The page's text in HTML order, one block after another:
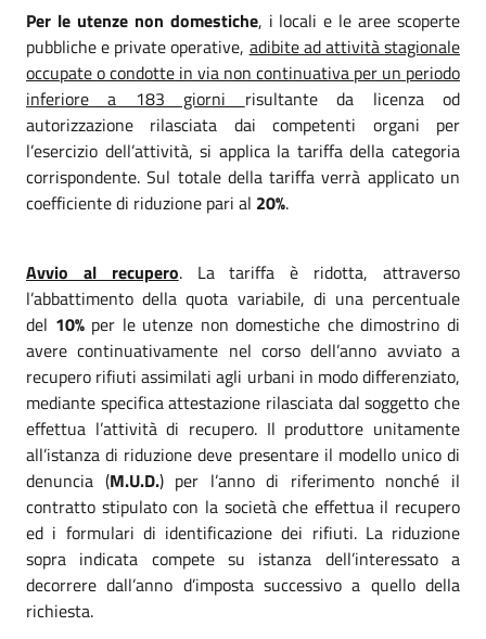
Per le utenze non domestiche, i locali e le aree scoperte
pubbliche e private operative, adibite ad attività stagionale
occupate o condotte in via non continuativa per un periodo
inferiore a 183 giorni risultante da licenza od
autorizzazione rilasciata dai competenti organi per
l’esercizio dell’attività, si applica la tariffa della categoria
corrispondente. Sul totale della tariffa verrà applicato un
coefficiente di riduzione pari al 20%.
Avvio al recupero. La tariffa è ridotta, attraverso
l’abbattimento della quota variabile, di una percentuale
del 10%per le utenze non domestiche che dimostrino di
avere continuativamente nel corso dell’anno avviato a
recupero rifiuti assimilati agli urbani in modo differenziato,
mediante specifica attestazione rilasciata dal soggetto che
effettua l’attività di recupero. Il produttore unitamente
all’istanza di riduzione deve presentare il modello unico di
denuncia (M.U.D.) per l’anno di riferimento nonché il
contratto stipulato con la società che effettua il recupero
ed i formulari di identificazione dei rifiuti. La riduzione
sopra indicata compete su istanza dell’interessato a
decorrere dall’anno d’imposta successivo a quello della
richiesta.